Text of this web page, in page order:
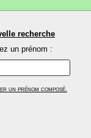
recherche
un prénom :
un prénom composé.